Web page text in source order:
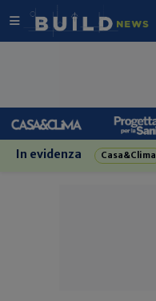
In evidenza Casa&Clima